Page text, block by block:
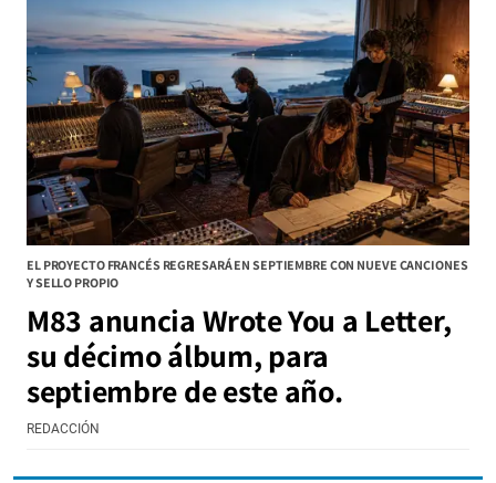
EL PROYECTO FRANCÉS REGRESARÁ EN SEPTIEMBRE CON NUEVE CANCIONES
Y SELLO PROPIO
M83 anuncia Wrote You a Letter,
su décimo álbum, para
septiembre de este año.
REDACCIÓN